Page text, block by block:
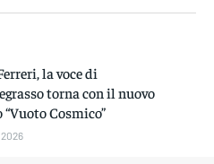
la voce di
torna con il nuovo
Cosmico”